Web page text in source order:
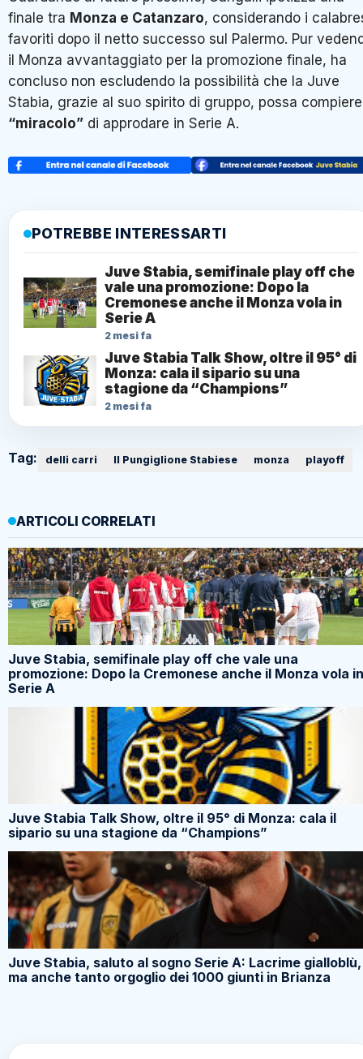
finale tra Monza e Catanzaro, considerando i
favoriti dopo il netto successo sul Palermo. Pur
il Monza avvantaggiato per la promozione finale, ha
concluso non escludendo la possibilità che la Juve
Stabia, grazie al suo spirito di gruppo, possa
“miracolo” di approdare in Serie A.
POTREBBE INTERESSARTI
Juve Stabia, semifinale play off che
vale una promozione: Dopo la
Cremonese anche il Monza vola in
Serie A
2 mesi fa
Juve Stabia Talk Show, oltre il 95° di
Monza: cala il sipario su una
stagione da “Champions”
2 mesi fa
Tag: delli carri Il Pungiglione Stabiese monza playoff
ARTICOLI CORRELATI
Juve Stabia, semifinale play off che vale una
promozione: Dopo la Cremonese anche il Monza vola in
Serie A
Juve Stabia Talk Show, oltre il 95° di Monza: cala il
sipario su una stagione da “Champions”
Juve Stabia, saluto al sogno Serie A: Lacrime gialloblù,
ma anche tanto orgoglio dei 1000 giunti in Brianza